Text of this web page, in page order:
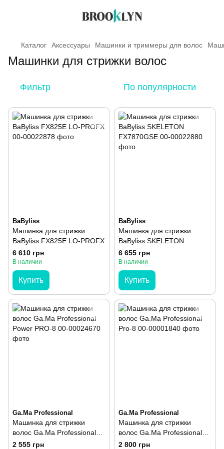
Каталог Аксессуары Машинки и триммеры для волос
Машинки для стрижки волос
Фильтр По популярности
BaByliss
Машинка для стрижки
BaByliss FX825E LO-PROFX
6 610 грн
В наличии
Купить
BaByliss
Машинка для стрижки
BaByliss SKELETON
FX7870GSE
6 655 грн
В наличии
Купить
Ga.Ma Professional
Машинка для стрижки
волос Ga.Ma Professional
Power PRO-8
2 555 грн
Ga.Ma Professional
Машинка для стрижки
волос Ga.Ma Professional
Pro-8
2 800 грн